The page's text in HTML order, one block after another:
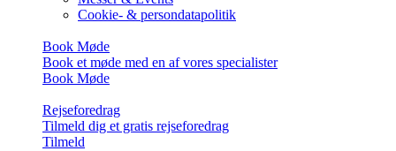
Cookie- & persondatapolitik
Book Møde
Book et møde med en af vores specialister
Book Møde
Rejseforedrag
Tilmeld dig et gratis rejseforedrag
Tilmeld